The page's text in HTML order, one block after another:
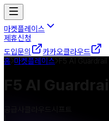
마켓플레이스
제휴신청
도입문의
카카오클라우드
홈 마켓플레이스